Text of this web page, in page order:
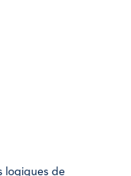
logiques de